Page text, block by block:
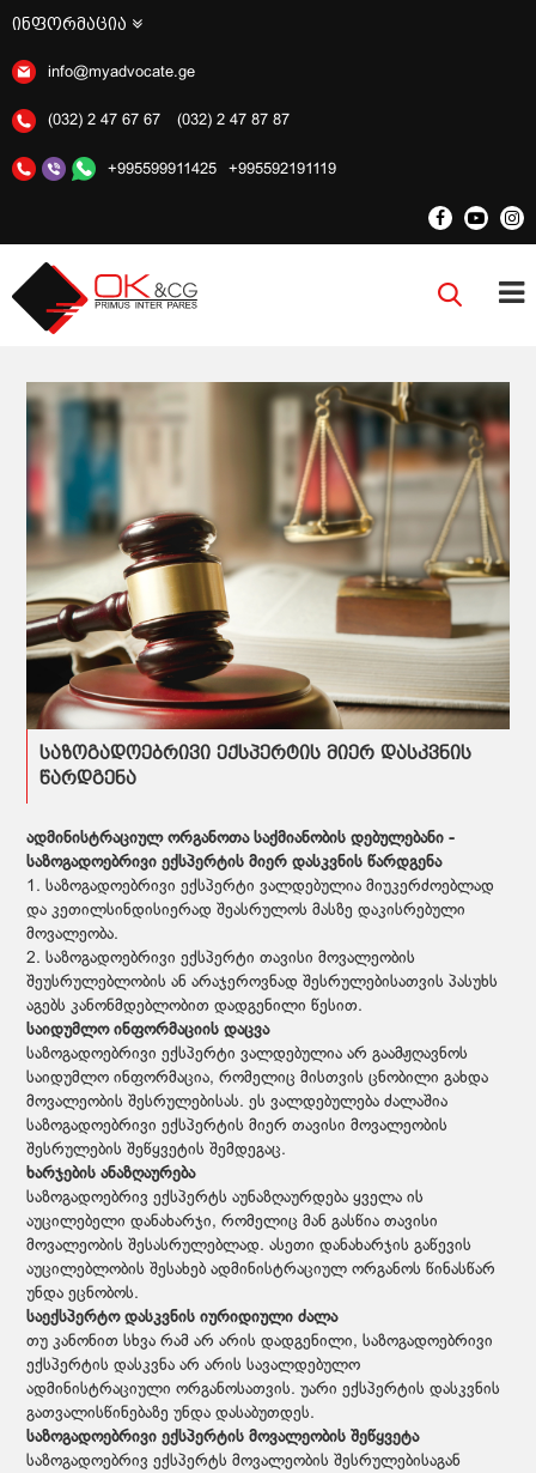
ინფორმაცია
info@myadvocate.ge
(032) 2 47 67 67 (032) 2 47 87 87
+995599911425 +995592191119
საზოგადოებრივი ექსპერტის მიერ დასკვნის
წარდგენა
ადმინისტრაციულ ორგანოთა საქმიანობის დებულებანი -
საზოგადოებრივი ექსპერტის მიერ დასკვნის წარდგენა
1. საზოგადოებრივი ექსპერტი ვალდებულია მიუკერძოებლად
და კეთილსინდისიერად შეასრულოს მასზე დაკისრებული
მოვალეობა.
2. საზოგადოებრივი ექსპერტი თავისი მოვალეობის
შეუსრულებლობის ან არაჯეროვნად შესრულებისათვის პასუხს
აგებს კანონმდებლობით დადგენილი წესით.
საიდუმლო ინფორმაციის დაცვა
საზოგადოებრივი ექსპერტი ვალდებულია არ გაამჟღავნოს
საიდუმლო ინფორმაცია, რომელიც მისთვის ცნობილი გახდა
მოვალეობის შესრულებისას. ეს ვალდებულება ძალაშია
საზოგადოებრივი ექსპერტის მიერ თავისი მოვალეობის
შესრულების შეწყვეტის შემდეგაც.
ხარჯების ანაზღაურება
საზოგადოებრივ ექსპერტს აუნაზღაურდება ყველა ის
აუცილებელი დანახარჯი, რომელიც მან გასწია თავისი
მოვალეობის შესასრულებლად. ასეთი დანახარჯის გაწევის
აუცილებლობის შესახებ ადმინისტრაციულ ორგანოს წინასწარ
უნდა ეცნობოს.
საექსპერტო დასკვნის იურიდიული ძალა
თუ კანონით სხვა რამ არ არის დადგენილი, საზოგადოებრივი
ექსპერტის დასკვნა არ არის სავალდებულო
ადმინისტრაციული ორგანოსათვის. უარი ექსპერტის დასკვნის
გათვალისწინებაზე უნდა დასაბუთდეს.
საზოგადოებრივი ექსპერტის მოვალეობის შეწყვეტა
საზოგადოებრივ ექსპერტს მოვალეობის შესრულებისაგან